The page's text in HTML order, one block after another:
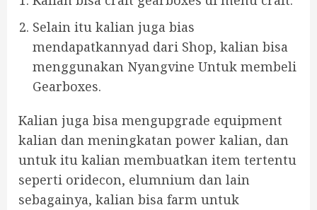
Selain itu kalian juga bias
mendapatkannyad dari Shop, kalian bisa
menggunakan Nyangvine Untuk membeli
Gearboxes.
Kalian juga bisa mengupgrade equipment
kalian dan meningkatan power kalian, dan
untuk itu kalian membuatkan item tertentu
seperti oridecon, elumnium dan lain
sebagainya, kalian bisa farm untuk